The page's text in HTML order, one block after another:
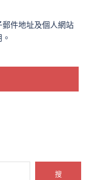
件地址及個人網站
搜